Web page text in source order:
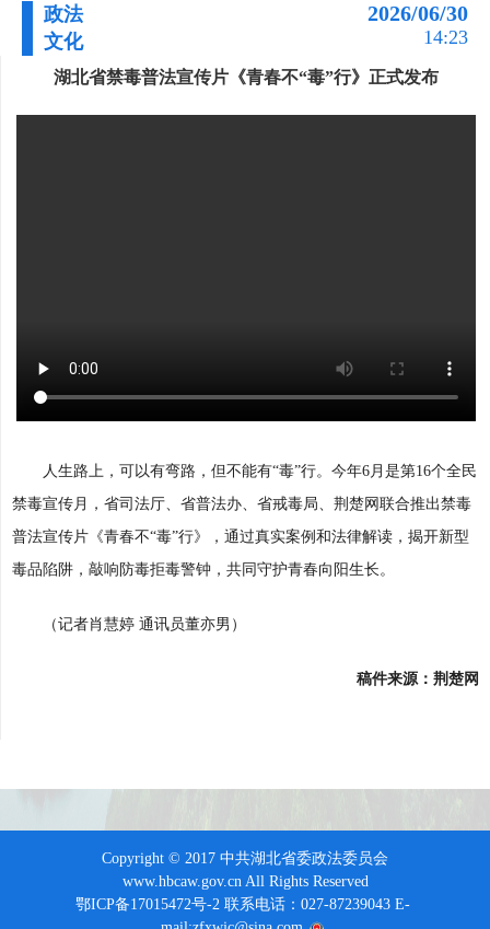
政法
文化
2026/06/30
14:23
湖北省禁毒普法宣传片《青春不“毒”行》正式发布
人生路上，可以有弯路，但不能有“毒”行。今年6月是第16个全民
禁毒宣传月，省司法厅、省普法办、省戒毒局、荆楚网联合推出禁毒
普法宣传片《青春不“毒”行》，通过真实案例和法律解读，揭开新型
毒品陷阱，敲响防毒拒毒警钟，共同守护青春向阳生长。
（记者肖慧婷 通讯员董亦男）
稿件来源：荆楚网
Copyright © 2017 中共湖北省委政法委员会
www.hbcaw.gov.cn All Rights Reserved
鄂ICP备17015472号-2 联系电话：027-87239043 E-